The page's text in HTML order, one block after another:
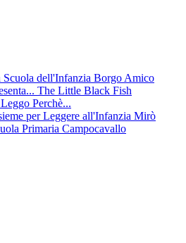
Scuola dell'Infanzia Borgo Amico
The Little Black Fish
Perchè...
per Leggere all'Infanzia Mirò
Primaria Campocavallo